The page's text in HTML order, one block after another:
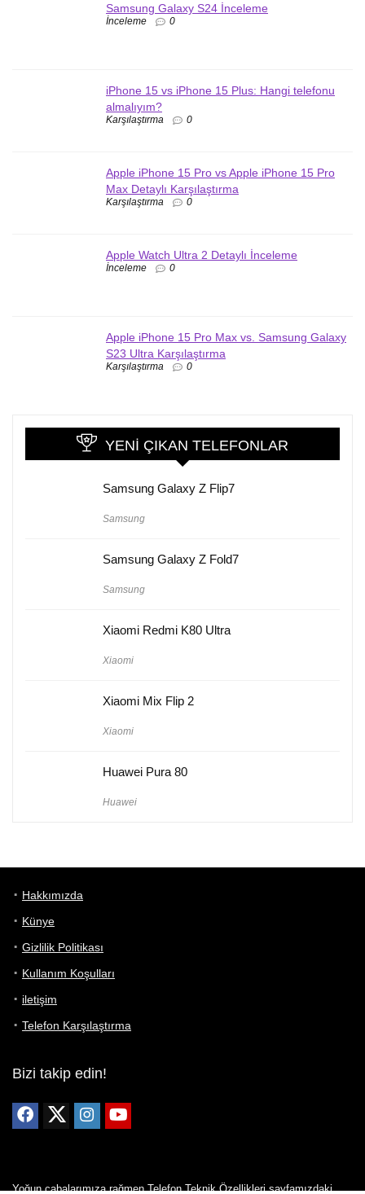
Samsung Galaxy S24 İnceleme
İnceleme 0
iPhone 15 vs iPhone 15 Plus: Hangi telefonu
almalıyım?
Karşılaştırma 0
Apple iPhone 15 Pro vs Apple iPhone 15 Pro
Max Detaylı Karşılaştırma
Karşılaştırma 0
Apple Watch Ultra 2 Detaylı İnceleme
İnceleme 0
Apple iPhone 15 Pro Max vs. Samsung Galaxy
S23 Ultra Karşılaştırma
Karşılaştırma 0
YENI ÇIKAN TELEFONLAR
Samsung Galaxy Z Flip7
Samsung
Samsung Galaxy Z Fold7
Samsung
Xiaomi Redmi K80 Ultra
Xiaomi
Xiaomi Mix Flip 2
Xiaomi
Huawei Pura 80
Huawei
Hakkımızda
Künye
Gizlilik Politikası
Kullanım Koşulları
iletişim
Telefon Karşılaştırma
Bizi takip edin!
Yoğun çabalarımıza rağmen Telefon Teknik Özellikleri sayfamızdaki